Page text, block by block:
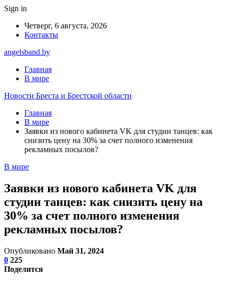
Sign in
Четверг, 6 августа, 2026
Контакты
angelsband.by
Главная
В мире
Новости Бреста и Брестской области
Главная
В мире
Заявки из нового кабинета VK для студии танцев: как
снизить цену на 30% за счет полного изменения
рекламных посылов?
В мире
Заявки из нового кабинета VK для
студии танцев: как снизить цену на
30% за счет полного изменения
рекламных посылов?
Опубликовано Май 31, 2024
0 225
Поделится